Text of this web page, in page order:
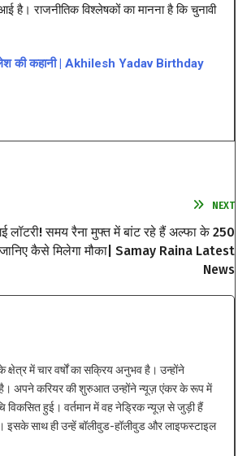
है। राजनीतिक विश्लेषकों का मानना है कि चुनावी
की कहानी | Akhilesh Yadav Birthday
NEXT
लॉटरी! समय रैना मुफ्त में बांट रहे हैं अल्फा के 250
कैसे मिलेगा मौका| Samay Raina Latest
News
में चार वर्षों का सक्रिय अनुभव है। उन्होंने
है। अपने करियर की शुरुआत उन्होंने न्यूज़ एंकर के रूप में
विकसित हुई। वर्तमान में वह नेड्रिक न्यूज़ से जुड़ी हैं
इसके साथ ही उन्हें बॉलीवुड-हॉलीवुड और लाइफस्टाइल